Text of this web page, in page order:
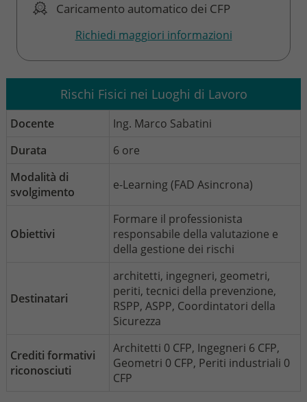
Caricamento automatico dei CFP
Richiedi maggiori informazioni
Rischi Fisici nei Luoghi di Lavoro
Docente
Ing. Marco Sabatini
Durata
6 ore
Modalità di
svolgimento
e-Learning (FAD Asincrona)
Obiettivi
Formare il professionista
responsabile della valutazione e
della gestione dei rischi
Destinatari
architetti, ingegneri, geometri,
periti, tecnici della prevenzione,
RSPP, ASPP, Coordintatori della
Sicurezza
Crediti formativi
riconosciuti
Architetti 0 CFP, Ingegneri 6 CFP,
Geometri 0 CFP, Periti industriali 0
CFP